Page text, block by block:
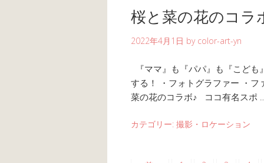
桜と菜の花のコラ
2022年4月1日 by color-art-yn
『ママ』も『パパ』も『こど
する！ ・フォトグラファー ・フ
菜の花のコラボ♪ ココ有名スポ
カテゴリー: 撮影・ロケーション